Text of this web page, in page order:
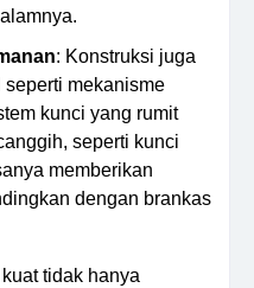
: Konstruksi juga
mekanisme
kunci yang rumit
seperti kunci
memberikan
dengan brankas
tidak hanya